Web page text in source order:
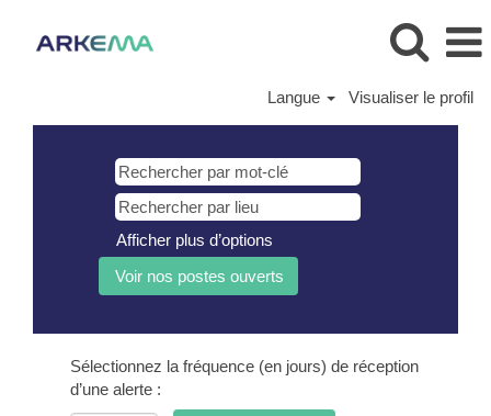
Langue Visualiser le profil
Afficher plus d’options
Sélectionnez la fréquence (en jours) de réception
d’une alerte :